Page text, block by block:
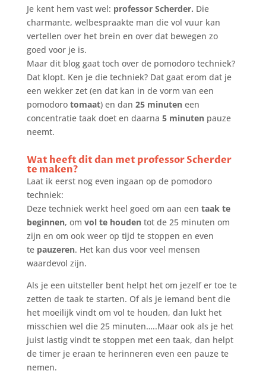
Je kent hem vast wel: professor Scherder. Die
charmante, welbespraakte man die vol vuur kan
vertellen over het brein en over dat bewegen zo
goed voor je is.
Maar dit blog gaat toch over de pomodoro techniek?
Dat klopt. Ken je die techniek? Dat gaat erom dat je
een wekker zet (en dat kan in de vorm van een
pomodoro tomaat) en dan 25 minuten een
concentratie taak doet en daarna 5 minutenpauze
neemt.
Wat heeft dit dan met professor Scherder
te maken?
Laat ik eerst nog even ingaan op de pomodoro
techniek:
Deze techniek werkt heel goed om aan een taak te
beginnen, om vol te houden tot de 25 minuten om
zijn en om ook weer op tijd te stoppen en even
te pauzeren. Het kan dus voor veel mensen
waardevol zijn.
Als je een uitsteller bent helpt het om jezelf er toe te
zetten de taak te starten. Of als je iemand bent die
het moeilijk vindt om vol te houden, dan lukt het
misschien wel die 25 minuten…..Maar ook als je het
juist lastig vindt te stoppen met een taak, dan helpt
de timer je eraan te herinneren even een pauze te
nemen.